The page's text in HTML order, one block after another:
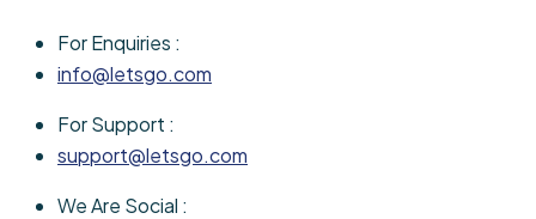
For Enquiries :
info@letsgo.com
For Support :
support@letsgo.com
We Are Social :